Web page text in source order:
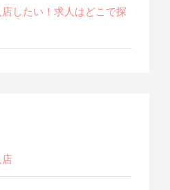
したい！求人はどこで探